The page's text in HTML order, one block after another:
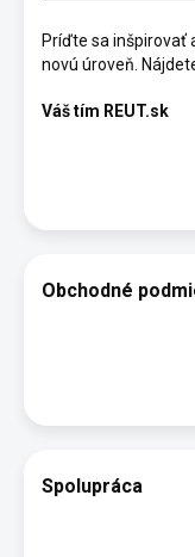
Príďte sa inšpirovať
novú úroveň.
Váš tím REUT.sk
Obchodné
Spolupráca